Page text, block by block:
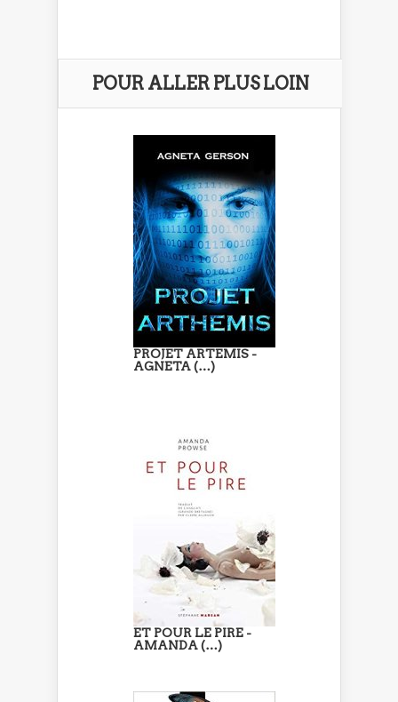
POUR ALLER PLUS LOIN
PROJET ARTEMIS -
AGNETA (…)
ET POUR LE PIRE -
AMANDA (…)